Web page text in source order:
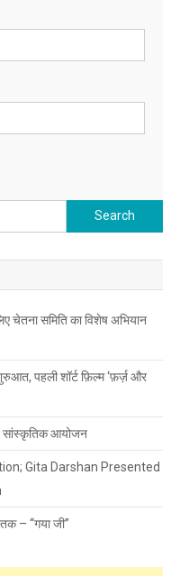
Search for:
चेतना समिति का विशेष अभियान
पहली शॉर्ट फ़िल्म ‘फ़र्ज़ और
सांस्कृतिक आयोजन
Gita Darshan Presented
– “गया जी”